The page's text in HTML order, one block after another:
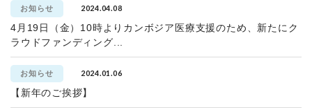
お知らせ 2024.04.08
4月19日（金）10時よりカンボジア医療支援のため、新たにク
ラウドファンディング...
お知らせ 2024.01.06
【新年のご挨拶】